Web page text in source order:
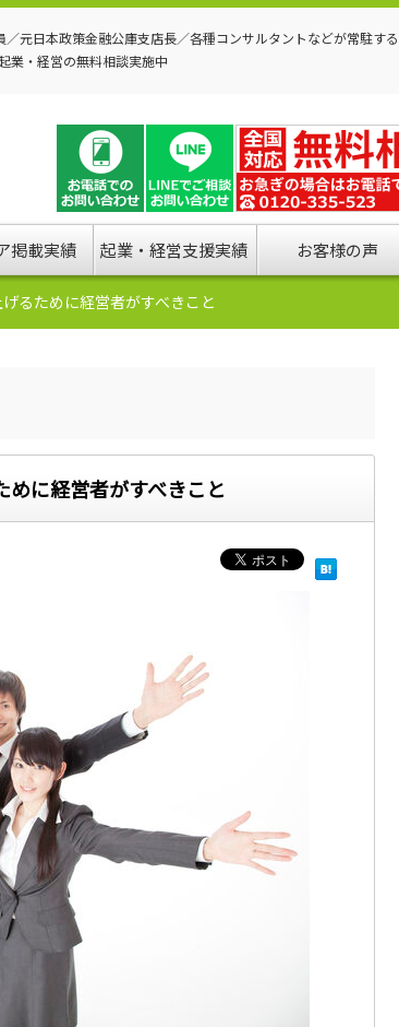
元日本政策金融公庫支店長／各種コンサルタントなどが常駐す
業・経営の無料相談実施中
掲載実績 起業・経営支援実績 お客様の声
るために経営者がすべきこと
に経営者がすべきこと